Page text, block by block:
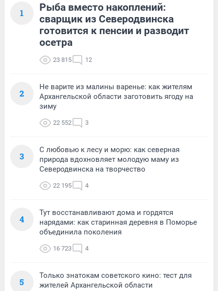
1
Рыба вместо накоплений:
сварщик из Северодвинска
готовится к пенсии и разводит
осетра
23 815 12
2
Не варите из малины варенье: как жителям
Архангельской области заготовить ягоду на
зиму
22 552 3
3
С любовью к лесу и морю: как северная
природа вдохновляет молодую маму из
Северодвинска на творчество
22 195 4
4
Тут восстанавливают дома и гордятся
нарядами: как старинная деревня в Поморье
объединила поколения
16 723 4
5
Только знатокам советского кино: тест для
жителей Архангельской области